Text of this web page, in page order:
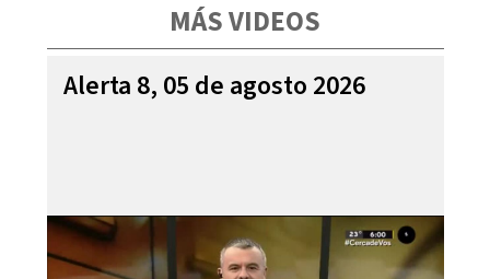
MÁS VIDEOS
Alerta 8, 05 de agosto 2026